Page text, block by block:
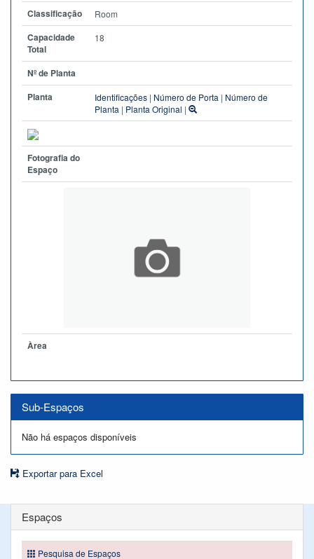
Classificação Room
Capacidade
Total
18
Nº de Planta
Planta
Identificações | Número de Porta | Número de
Planta | Planta Original |
Fotografia do
Espaço
Àrea
Sub-Espaços
Não há espaços disponíveis
Exportar para Excel
Espaços
Pesquisa de Espaços